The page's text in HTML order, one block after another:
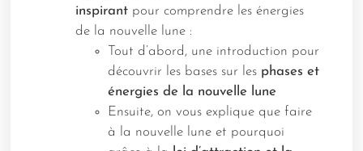
inspirant pour comprendre les énergies
de la nouvelle lune :
Tout d’abord, une introduction pour
découvrir les bases sur les phases et
énergies de la nouvelle lune
Ensuite, on vous explique que faire
à la nouvelle lune et pourquoi